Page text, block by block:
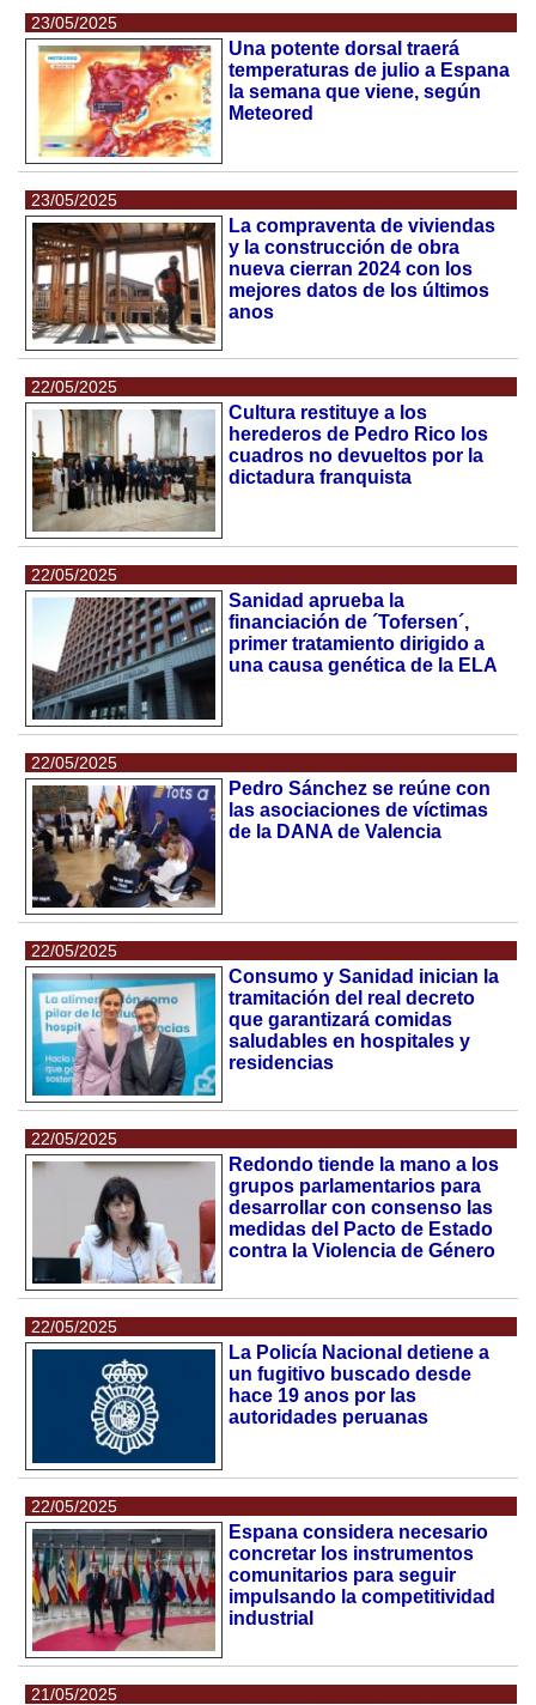
23/05/2025
Una potente dorsal traerá
temperaturas de julio a Espana
la semana que viene, según
Meteored
23/05/2025
La compraventa de viviendas
y la construcción de obra
nueva cierran 2024 con los
mejores datos de los últimos
anos
22/05/2025
Cultura restituye a los
herederos de Pedro Rico los
cuadros no devueltos por la
dictadura franquista
22/05/2025
Sanidad aprueba la
financiación de ´Tofersen´,
primer tratamiento dirigido a
una causa genética de la ELA
22/05/2025
Pedro Sánchez se reúne con
las asociaciones de víctimas
de la DANA de Valencia
22/05/2025
Consumo y Sanidad inician la
tramitación del real decreto
que garantizará comidas
saludables en hospitales y
residencias
22/05/2025
Redondo tiende la mano a los
grupos parlamentarios para
desarrollar con consenso las
medidas del Pacto de Estado
contra la Violencia de Género
22/05/2025
La Policía Nacional detiene a
un fugitivo buscado desde
hace 19 anos por las
autoridades peruanas
22/05/2025
Espana considera necesario
concretar los instrumentos
comunitarios para seguir
impulsando la competitividad
industrial
21/05/2025